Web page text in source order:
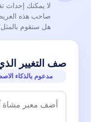
لا يمكنك إحداث
صاحب هذه
هل ستقوم
صف التغيير
مدعوم بالذكاء